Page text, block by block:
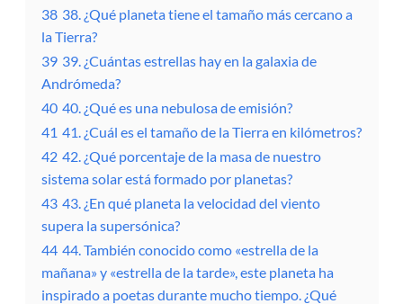
38 38. ¿Qué planeta tiene el tamaño más cercano a
la Tierra?
39 39. ¿Cuántas estrellas hay en la galaxia de
Andrómeda?
40 40. ¿Qué es una nebulosa de emisión?
41 41. ¿Cuál es el tamaño de la Tierra en kilómetros?
42 42. ¿Qué porcentaje de la masa de nuestro
sistema solar está formado por planetas?
43 43. ¿En qué planeta la velocidad del viento
supera la supersónica?
44 44. También conocido como «estrella de la
mañana» y «estrella de la tarde», este planeta ha
inspirado a poetas durante mucho tiempo. ¿Qué